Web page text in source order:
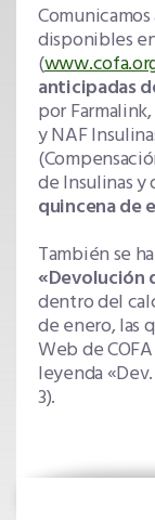
disponibles
(
anticipadas
por
y NAF
de Insulinas y
quincena de
También se
«Devolución
dentro del
de enero, las
Web de
leyenda
3).